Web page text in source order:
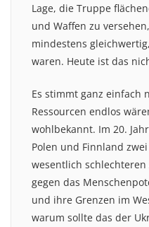
Lage, die Truppe
und Waffen zu
mindestens
waren. Heute ist das
Es stimmt ganz einfach
Ressourcen endlos
wohlbekannt. Im 20.
Polen und Finnland
wesentlich
gegen das
und ihre Grenzen im
warum sollte das der